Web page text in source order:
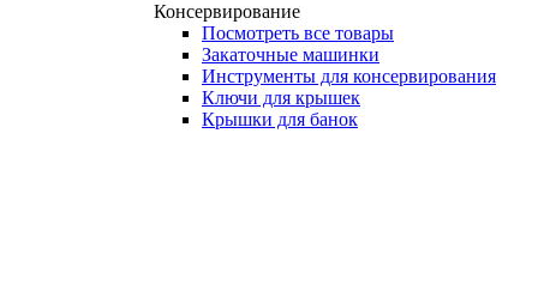
Консервирование
Посмотреть все товары
Закаточные машинки
Инструменты для консервирования
Ключи для крышек
Крышки для банок